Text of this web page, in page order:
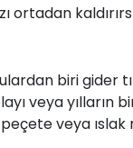
ortadan
biri gider
veya yılların
veya